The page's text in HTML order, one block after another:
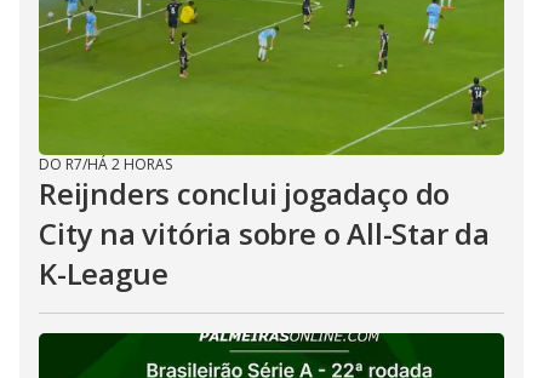
DO R7/HÁ 2 HORAS
Reijnders conclui jogadaço do
City na vitória sobre o All-Star da
K-League